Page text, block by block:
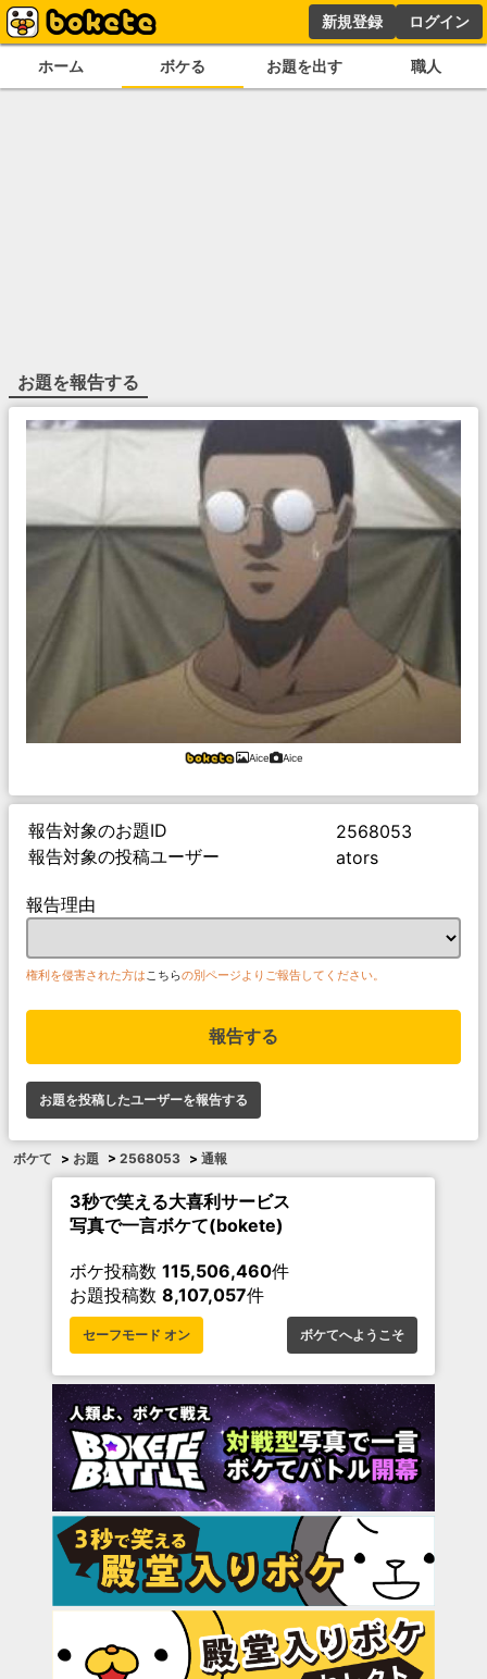
新規登録 ログイン
ホーム ボケる お題を出す 職人
お題を報告する
Aice Aice
報告対象のお題ID
2568053
報告対象の投稿ユーザー
ators
報告理由
権利を侵害された方は こちらの別ページよりご報告してください。
報告する
お題を投稿したユーザーを報告する
ボケて > お題 > 2568053 > 通報
3秒で笑える大喜利サービス
写真で一言ボケて(bokete)
ボケ投稿数 115,506,460件
お題投稿数 8,107,057件
セーフモード オン ボケてへようこそ